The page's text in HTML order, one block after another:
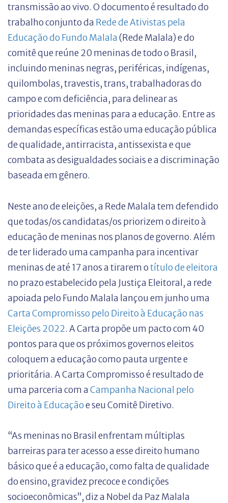
transmissão ao vivo. O documento é resultado do
trabalho conjunto da Rede de Ativistas pela
Educação do Fundo Malala (Rede Malala) e do
comitê que reúne 20 meninas de todo o Brasil,
incluindo meninas negras, periféricas, indígenas,
quilombolas, travestis, trans, trabalhadoras do
campo e com deficiência, para delinear as
prioridades das meninas para a educação. Entre as
demandas específicas estão uma educação pública
de qualidade, antirracista, antissexista e que
combata as desigualdades sociais e a discriminação
baseada em gênero.
Neste ano de eleições, a Rede Malala tem defendido
que todas/os candidatas/os priorizem o direito à
educação de meninas nos planos de governo. Além
de ter liderado uma campanha para incentivar
meninas de até 17 anos a tirarem otítulo de eleitora
no prazo estabelecido pela Justiça Eleitoral, a rede
apoiada pelo Fundo Malala lançou em junho uma
Carta Compromisso pelo Direito à Educação nas
Eleições 2022. A Carta propõe um pacto com 40
pontos para que os próximos governos eleitos
coloquem a educação como pauta urgente e
prioritária. A Carta Compromisso é resultado de
uma parceria com a Campanha Nacional pelo
Direito à Educaçãoe seu Comitê Diretivo.
“As meninas no Brasil enfrentam múltiplas
barreiras para ter acesso a esse direito humano
básico que é a educação, como falta de qualidade
do ensino, gravidez precoce e condições
socioeconômicas”, diz a Nobel da Paz Malala